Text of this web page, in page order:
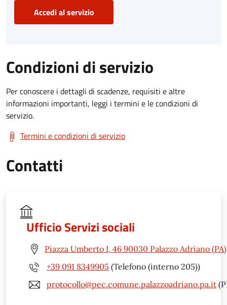
Accedi al servizio
Condizioni di servizio
Per conoscere i dettagli di scadenze, requisiti e altre
informazioni importanti, leggi i termini e le condizioni di
servizio.
Termini e condizioni di servizio
Contatti
Ufficio Servizi sociali
Piazza Umberto I, 46 90030 Palazzo Adriano (PA)
+39 091 8349905 (Telefono (interno 205))
protocollo@pec.comune.palazzoadriano.pa.it